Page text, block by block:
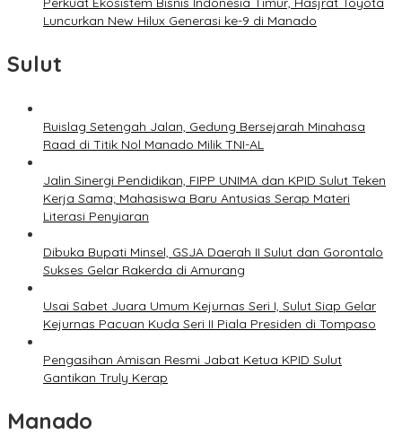
Luncurkan New Hilux Generasi ke-9 di Manado
Sulut
Ruislag Setengah Jalan, Gedung Bersejarah Minahasa
Raad di Titik Nol Manado Milik TNI-AL
Jalin Sinergi Pendidikan, FIPP UNIMA dan KPID Sulut Teken
Kerja Sama; Mahasiswa Baru Antusias Serap Materi
Literasi Penyiaran
Dibuka Bupati Minsel, GSJA Daerah II Sulut dan Gorontalo
Sukses Gelar Rakerda di Amurang
Usai Sabet Juara Umum Kejurnas Seri I, Sulut Siap Gelar
Kejurnas Pacuan Kuda Seri II Piala Presiden di Tompaso
Pengasihan Amisan Resmi Jabat Ketua KPID Sulut
Gantikan Truly Kerap
Manado